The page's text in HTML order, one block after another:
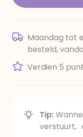
Maandag tot
besteld,
Verdien 5
Tip:
verstuurt,